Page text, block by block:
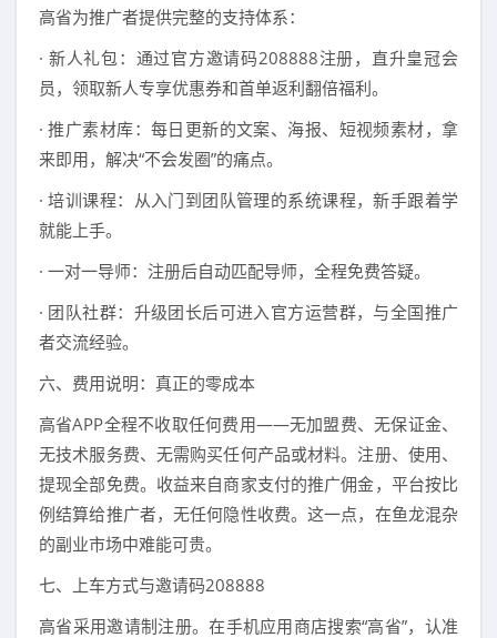
高省为推广者提供完整的支持体系：
· 新人礼包：通过官方邀请码208888注册，直升皇冠会
员，领取新人专享优惠券和首单返利翻倍福利。
· 推广素材库：每日更新的文案、海报、短视频素材，拿
来即用，解决“不会发圈”的痛点。
· 培训课程：从入门到团队管理的系统课程，新手跟着学
就能上手。
· 一对一导师：注册后自动匹配导师，全程免费答疑。
· 团队社群：升级团长后可进入官方运营群，与全国推广
者交流经验。
六、费用说明：真正的零成本
高省APP全程不收取任何费用——无加盟费、无保证金、
无技术服务费、无需购买任何产品或材料。注册、使用、
提现全部免费。收益来自商家支付的推广佣金，平台按比
例结算给推广者，无任何隐性收费。这一点，在鱼龙混杂
的副业市场中难能可贵。
七、上车方式与邀请码208888
高省采用邀请制注册。在手机应用商店搜索“高省”，认准